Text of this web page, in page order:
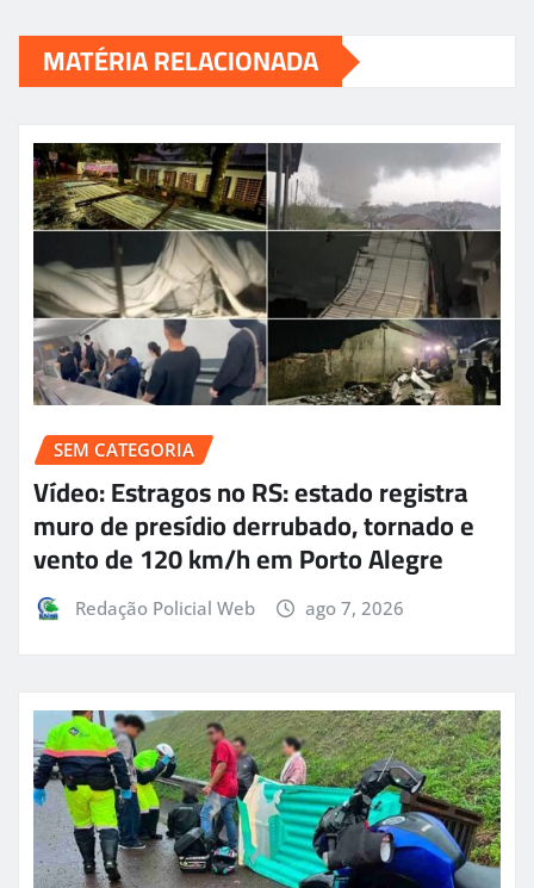
MATÉRIA RELACIONADA
SEM CATEGORIA
Vídeo: Estragos no RS: estado registra
muro de presídio derrubado, tornado e
vento de 120 km/h em Porto Alegre
Redação Policial Web ago 7, 2026